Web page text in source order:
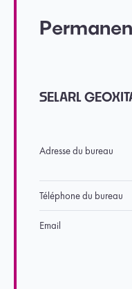
SELARL
Adresse du bureau
Téléphone du bureau
Email